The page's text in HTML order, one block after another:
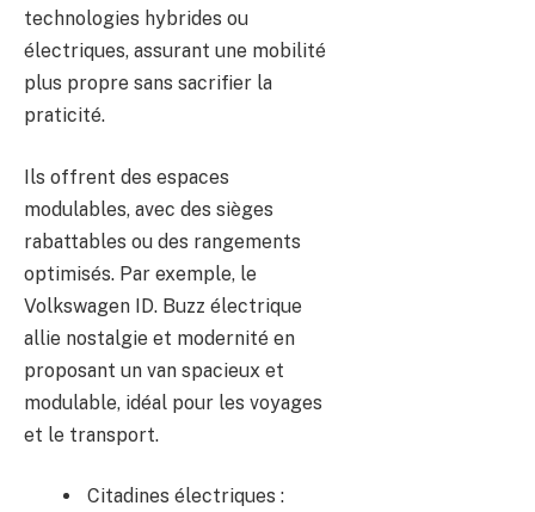
technologies hybrides ou
électriques, assurant une mobilité
plus propre sans sacrifier la
praticité.
Ils offrent des espaces
modulables, avec des sièges
rabattables ou des rangements
optimisés. Par exemple, le
Volkswagen ID. Buzz électrique
allie nostalgie et modernité en
proposant un van spacieux et
modulable, idéal pour les voyages
et le transport.
Citadines électriques :